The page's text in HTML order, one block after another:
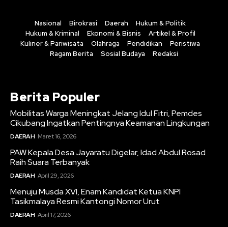
Nasional Birokrasi Daerah
Hukum & Politik
Hukum & Kriminal
Ekonomi & Bisnis
Artikel & Profil
Kuliner & Pariwisata
Olahraga Pendidikan
Peristiwa
Ragam Berita
Sosial Budaya Redaksi
Berita Populer
Mobilitas Warga Meningkat Jelang Idul Fitri, Pemdes
Cikubang Ingatkan Pentingnya Keamanan Lingkungan
DAERAH Maret 16, 2026
PAW Kepala Desa Jayaratu Digelar, Idad Abdul Rosad
Raih Suara Terbanyak
DAERAH April 29, 2026
Menuju Musda XVI, Enam Kandidat Ketua KNPI
Tasikmalaya Resmi Kantongi Nomor Urut
DAERAH April 17, 2026